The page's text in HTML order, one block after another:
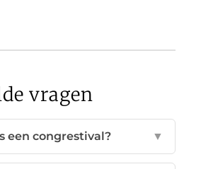
vragen
een congrestival? ▼